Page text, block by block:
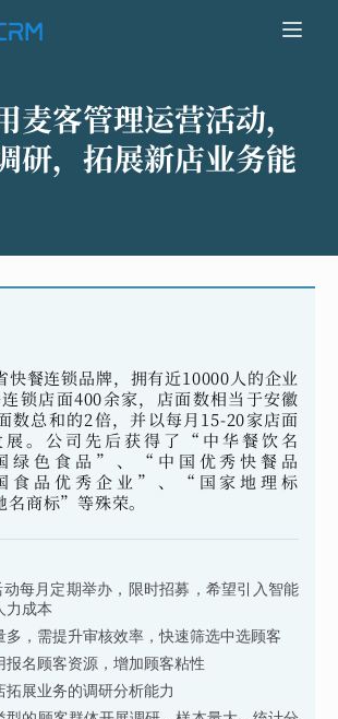
麦客管理运营活动，
研，拓展新店业务能
快餐连锁品牌，拥有近10000人的企业
锁店面400余家，店面数相当于安徽
数总和的2倍，并以每月15-20家店面
展。公司先后获得了“中华餐饮名
色食品”、“中国优秀快餐品
品优秀企业”、“国家地理标
商标”等殊荣。
动每月定期举办，限时招募，希望引入智能
力成本
多，需提升审核效率，快速筛选中选顾客
报名顾客资源，增加顾客粘性
拓展业务的调研分析能力